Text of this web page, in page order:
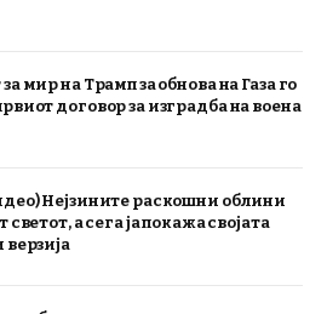
мир на Трамп за обнова на Газа го
договор за изградба на воена
Нејзините раскошни облини
светот, а сега ја покажа својата
верзија